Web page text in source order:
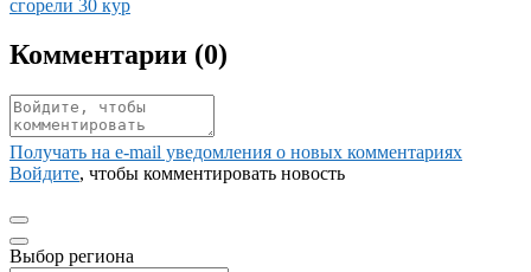
сгорели 30 кур
Комментарии (0)
Получать на e‑mail уведомления о новых комментариях
Войдите, чтобы комментировать новость
Выбор региона